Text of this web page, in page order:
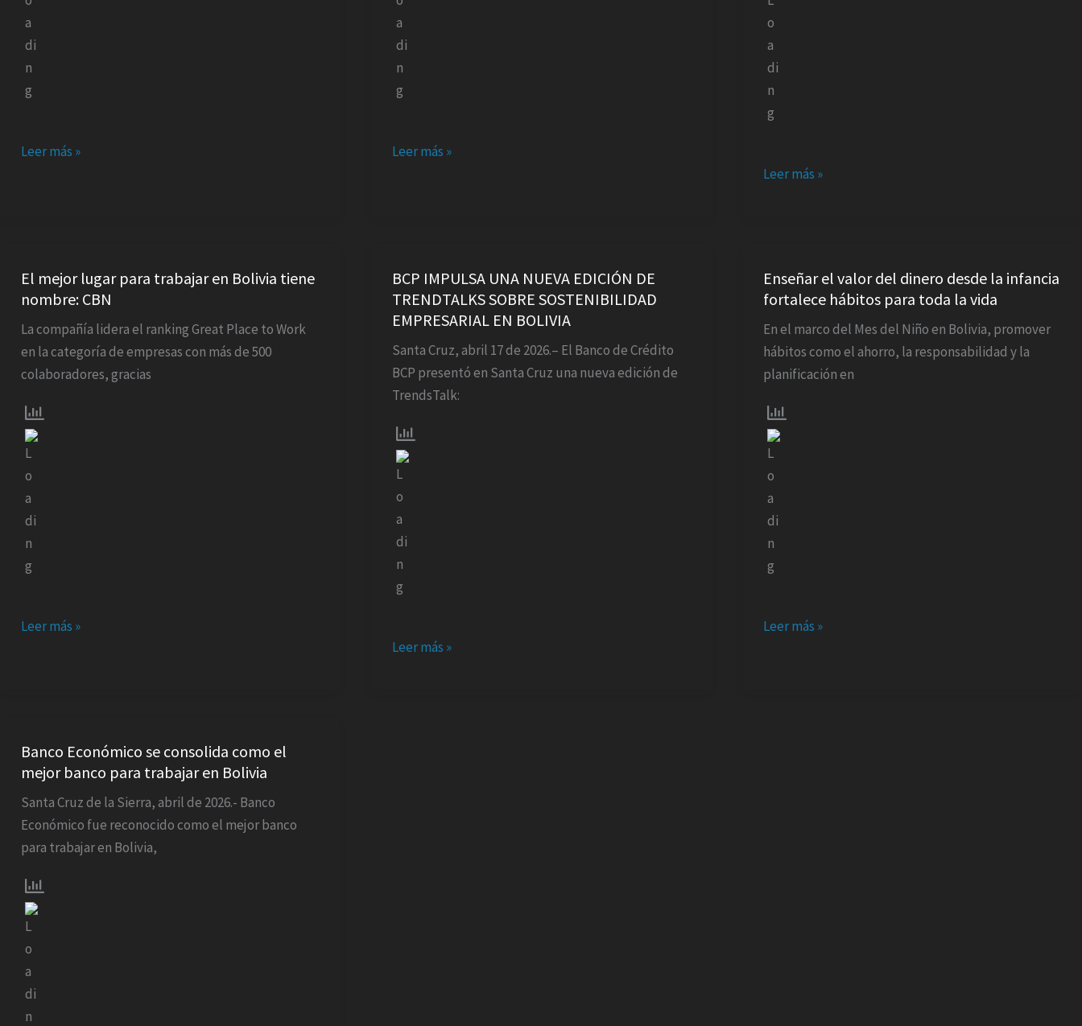
HANSA
Y
VOLKSWAGEN
Leer más »
una
inversión
de
$us
25
Leer más »
mediante
colaboración
con
laboratorios
de
Brasil
Leer más »
El mejor lugar para trabajar en Bolivia tiene
nombre: CBN
La compañía lidera el ranking Great Place to Work
en la categoría de empresas con más de 500
colaboradores, gracias
mejor
lugar
para
trabajar
tiene
nombre:
CBN
Leer más »
BCP IMPULSA UNA NUEVA EDICIÓN DE
TRENDTALKS SOBRE SOSTENIBILIDAD
EMPRESARIAL EN BOLIVIA
Santa Cruz, abril 17 de 2026.– El Banco de Crédito
BCP presentó en Santa Cruz una nueva edición de
TrendsTalk:
IMPULSA
UNA
NUEVA
EDICIÓN
DE
TRENDTALKS
SOSTENIBILIDAD
EMPRESARIAL
EN
BOLIVIA
Leer más »
Enseñar el valor del dinero desde la infancia
fortalece hábitos para toda la vida
En el marco del Mes del Niño en Bolivia, promover
hábitos como el ahorro, la responsabilidad y la
planificación en
el
valor
del
dinero
desde
infancia
fortalece
hábitos
para
toda
la
vida
Leer más »
Banco Económico se consolida como el
mejor banco para trabajar en Bolivia
Santa Cruz de la Sierra, abril de 2026.- Banco
Económico fue reconocido como el mejor banco
para trabajar en Bolivia,
Económico
se
consolida
como
banco
para
trabajar
en
Bolivia